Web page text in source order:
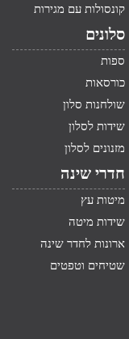
קונסולות עם מגירות
סלונים
ספות
כורסאות
שולחנות סלון
שידות לסלון
מזנונים לסלון
חדרי שינה
מיטות עץ
שידות מיטה
ארונות לחדר שינה
שטיחים וטפטים